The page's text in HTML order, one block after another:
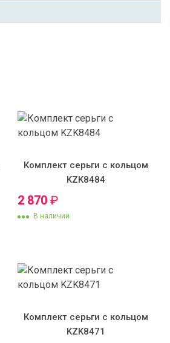
Комплект серьги с кольцом
KZK8484
2 870 ₽
В наличии
Комплект серьги с кольцом
KZK8471